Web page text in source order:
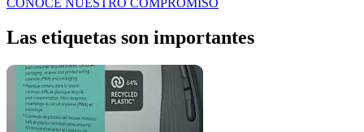
Las etiquetas son importantes